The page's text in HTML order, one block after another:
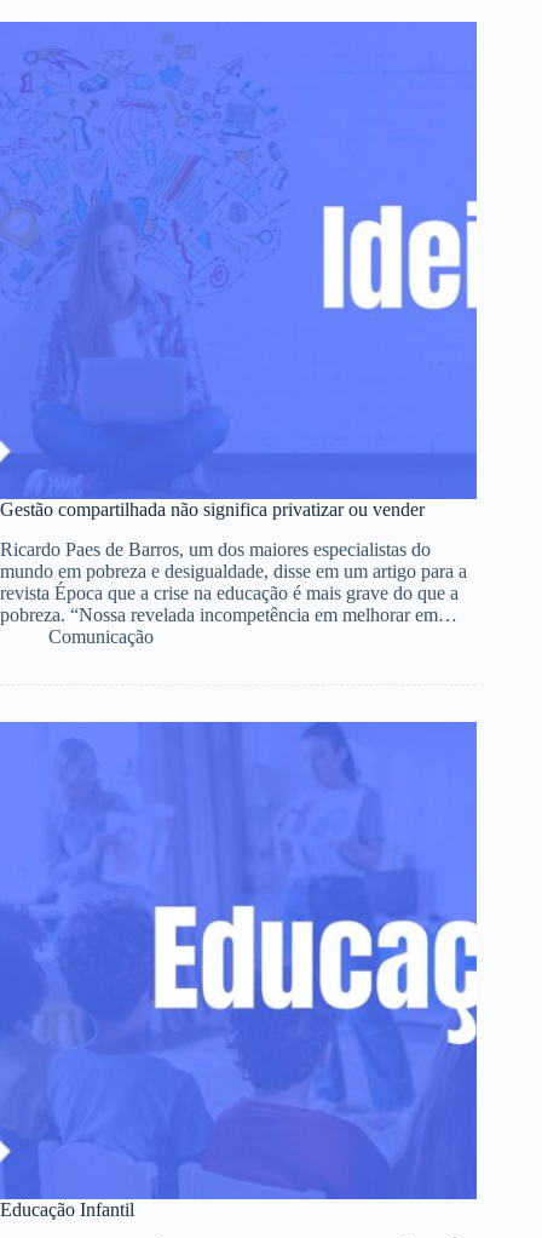
Gestão compartilhada não significa privatizar ou vender
Ricardo Paes de Barros, um dos maiores especialistas do
mundo em pobreza e desigualdade, disse em um artigo para a
revista Época que a crise na educação é mais grave do que a
pobreza. “Nossa revelada incompetência em melhorar em…
Comunicação
Educação Infantil